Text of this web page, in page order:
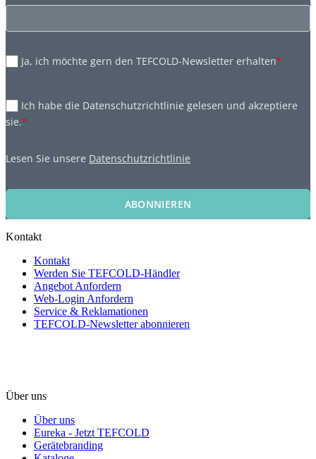
Ja, ich möchte gern den TEFCOLD-Newsletter erhalten*
Ich habe die Datenschutzrichtlinie gelesen und akzeptiere
sie.*
Lesen Sie unsere Datenschutzrichtlinie
ABONNIEREN
Kontakt
Kontakt
Werden Sie TEFCOLD-Händler
Angebot Anfordern
Web-Login Anfordern
Service & Reklamationen
TEFCOLD-Newsletter abonnieren
Über uns
Über uns
Eureka - Jetzt TEFCOLD
Gerätebranding